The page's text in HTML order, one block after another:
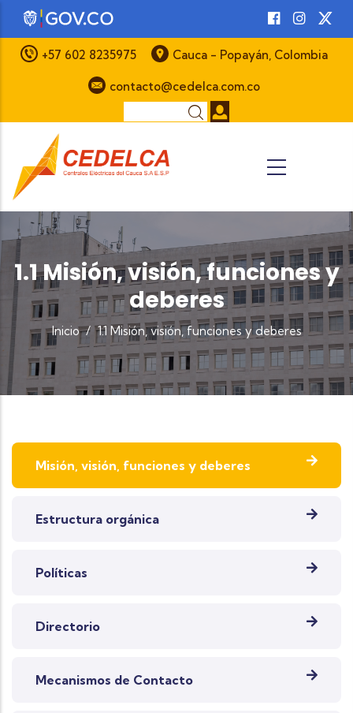
Pasar al contenido principal
+57 602 8235975 Cauca - Popayán, Colombia
contacto@cedelca.com.co
1.1 Misión, visión, funciones y
deberes
Inicio / 1.1 Misión, visión, funciones y deberes
Misión, visión, funciones y deberes
Estructura orgánica
Políticas
Directorio
Mecanismos de Contacto